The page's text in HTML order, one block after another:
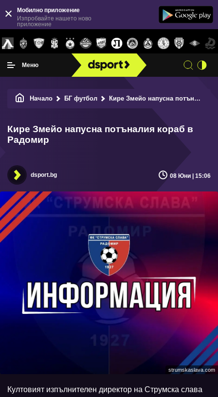
Мобилно приложение
Изпробвайте нашето ново
приложение
Меню
Начало БГ футбол Кире Змейо напусна потъналия кораб в Радомир
Кире Змейо напусна потъналия кораб в
Радомир
dsport.bg 08 Юни | 15:06
strumskaslava.com
Култовият изпълнителен директор на Струмска слава